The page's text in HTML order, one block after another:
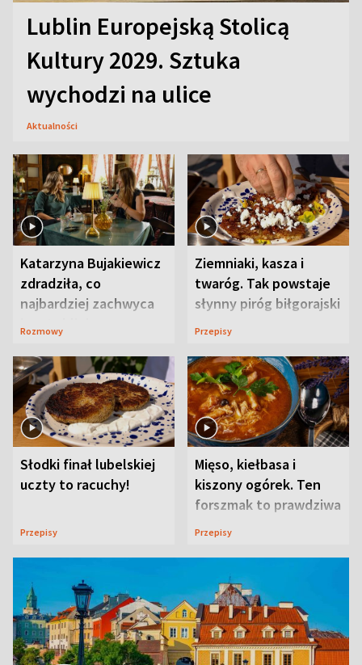
Lublin Europejską Stolicą
Kultury 2029. Sztuka
wychodzi na ulice
Aktualności
Katarzyna Bujakiewicz
zdradziła, co
najbardziej zachwyca
ją w Lublinie
Rozmowy
Ziemniaki, kasza i
twaróg. Tak powstaje
słynny piróg biłgorajski
Przepisy
Słodki finał lubelskiej
uczty to racuchy!
Przepisy
Mięso, kiełbasa i
kiszony ogórek. Ten
forszmak to prawdziwa
uczta
Przepisy